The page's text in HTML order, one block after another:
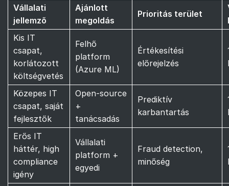
Vállalati
jellemző
Ajánlott
megoldás
Prioritás terület
Kis IT
csapat,
korlátozott
költségvetés
Felhő
platform
(Azure ML)
Értékesítési
előrejelzés
Közepes IT
csapat, saját
fejlesztők
Open-source
+
tanácsadás
Prediktív
karbantartás
Erős IT
háttér, high
compliance
igény
Vállalati
platform +
egyedi
Fraud detection,
minőség